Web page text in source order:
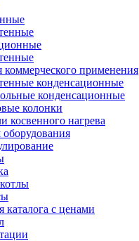
коммерческого применения
конденсационные
конденсационные
колонки
косвенного нагрева
каталога с ценами